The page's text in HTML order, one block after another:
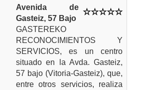
Avenida de
Gasteiz, 57 Bajo
GASTEREKO
RECONOCIMIENTOS Y
SERVICIOS, es un centro
situado en la Avda. Gasteiz,
57 bajo (Vitoria-Gasteiz), que,
entre otros servicios, realiza